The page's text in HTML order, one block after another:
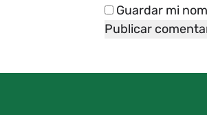
Guardar mi